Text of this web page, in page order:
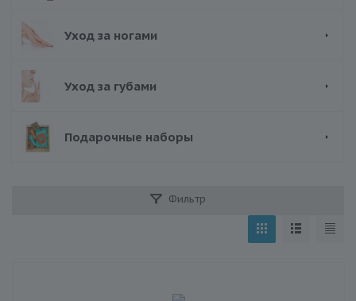
Уход за ногами
Уход за губами
Подарочные наборы
Фильтр